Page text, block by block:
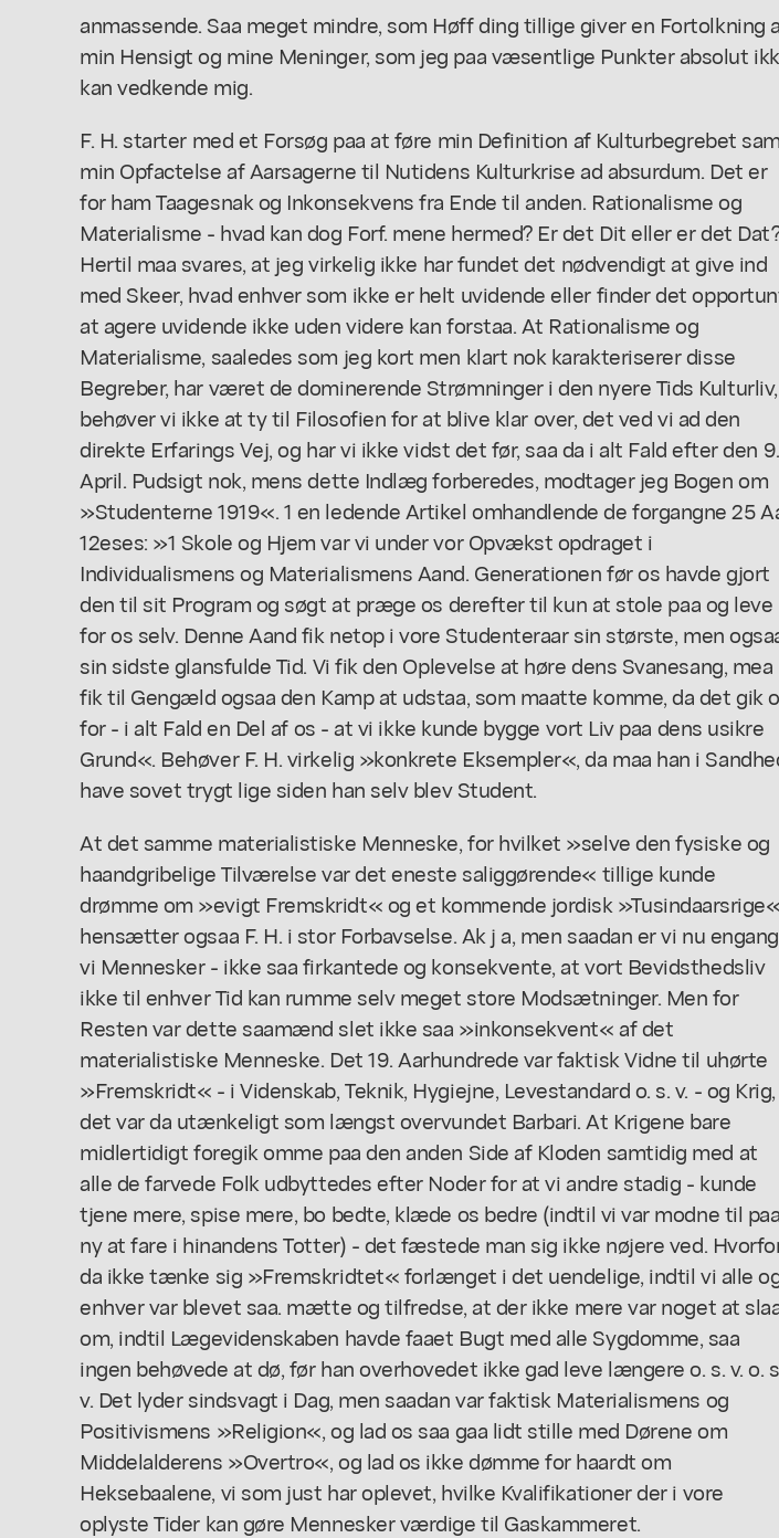
anmassende. Saa meget mindre, som Høff ding tillige giver en Fortolkning
min Hensigt og mine Meninger, som jeg paa væsentlige Punkter absolut
kan vedkende mig.
F. H. starter med et Forsøg paa at føre min Definition af Kulturbegrebet
min Opfactelse af Aarsagerne til Nutidens Kulturkrise ad absurdum. Det er
for ham Taagesnak og Inkonsekvens fra Ende til anden. Rationalisme og
Materialisme - hvad kan dog Forf. mene hermed? Er det Dit eller er det
Hertil maa svares, at jeg virkelig ikke har fundet det nødvendigt at give ind
med Skeer, hvad enhver som ikke er helt uvidende eller finder det
at agere uvidende ikke uden videre kan forstaa. At Rationalisme og
Materialisme, saaledes som jeg kort men klart nok karakteriserer disse
Begreber, har været de dominerende Strømninger i den nyere Tids Kulturliv,
behøver vi ikke at ty til Filosofien for at blive klar over, det ved vi ad den
direkte Erfarings Vej, og har vi ikke vidst det før, saa da i alt Fald efter den 9.
April. Pudsigt nok, mens dette Indlæg forberedes, modtager jeg Bogen om
»Studenterne 1919«. 1 en ledende Artikel omhandlende de forgangne 25
12eses: »1 Skole og Hjem var vi under vor Opvækst opdraget i
Individualismens og Materialismens Aand. Generationen før os havde gjort
den til sit Program og søgt at præge os derefter til kun at stole paa og leve
for os selv. Denne Aand fik netop i vore Studenteraar sin største, men
sin sidste glansfulde Tid. Vi fik den Oplevelse at høre dens Svanesang, mea
fik til Gengæld ogsaa den Kamp at udstaa, som maatte komme, da det gik
for - i alt Fald en Del af os - at vi ikke kunde bygge vort Liv paa dens usikre
Grund«. Behøver F. H. virkelig »konkrete Eksempler«, da maa han i
have sovet trygt lige siden han selv blev Student.
At det samme materialistiske Menneske, for hvilket »selve den fysiske og
haandgribelige Tilværelse var det eneste saliggørende« tillige kunde
drømme om »evigt Fremskridt« og et kommende jordisk
hensætter ogsaa F. H. i stor Forbavselse. Ak j a, men saadan er vi nu
vi Mennesker - ikke saa firkantede og konsekvente, at vort Bevidsthedsliv
ikke til enhver Tid kan rumme selv meget store Modsætninger. Men for
Resten var dette saamænd slet ikke saa »inkonsekvent« af det
materialistiske Menneske. Det 19. Aarhundrede var faktisk Vidne til uhørte
»Fremskridt« - i Videnskab, Teknik, Hygiejne, Levestandard o. s. v. - og Krig,
det var da utænkeligt som længst overvundet Barbari. At Krigene bare
midlertidigt foregik omme paa den anden Side af Kloden samtidig med at
alle de farvede Folk udbyttedes efter Noder for at vi andre stadig - kunde
tjene mere, spise mere, bo bedte, klæde os bedre (indtil vi var modne til paa
ny at fare i hinandens Totter) - det fæstede man sig ikke nøjere ved.
da ikke tænke sig »Fremskridtet« forlænget i det uendelige, indtil vi alle
enhver var blevet saa. mætte og tilfredse, at der ikke mere var noget at
om, indtil Lægevidenskaben havde faaet Bugt med alle Sygdomme, saa
ingen behøvede at dø, før han overhovedet ikke gad leve længere o. s. v. o.
v. Det lyder sindsvagt i Dag, men saadan var faktisk Materialismens og
Positivismens »Religion«, og lad os saa gaa lidt stille med Dørene om
Middelalderens »Overtro«, og lad os ikke dømme for haardt om
Heksebaalene, vi som just har oplevet, hvilke Kvalifikationer der i vore
oplyste Tider kan gøre Mennesker værdige til Gaskammeret.